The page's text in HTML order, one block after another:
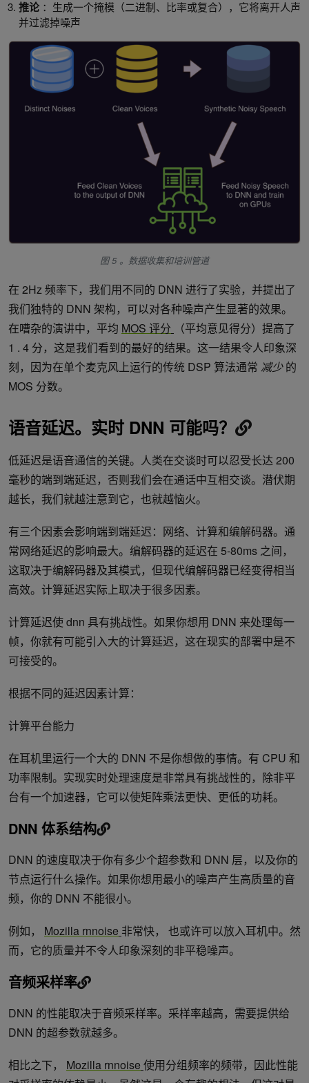
推论：生成一个掩模（二进制、比率或复合），它将离开人声
并过滤掉噪声
图 5 。数据收集和培训管道
在 2Hz 频率下，我们用不同的 DNN 进行了实验，并提出了
我们独特的 DNN 架构，可以对各种噪声产生显著的效果。
在嘈杂的演讲中，平均 MOS 评分
（平均意见得分）提高了
1 . 4 分，这是我们看到的最好的结果。这一结果令人印象深
刻，因为在单个麦克风上运行的传统 DSP 算法通常 减少的
MOS 分数。
语音延迟。实时 DNN 可能吗？
低延迟是语音通信的关键。人类在交谈时可以忍受长达 200
毫秒的端到端延迟，否则我们会在通话中互相交谈。潜伏期
越长，我们就越注意到它，也就越恼火。
有三个因素会影响端到端延迟：网络、计算和编解码器。通
常网络延迟的影响最大。编解码器的延迟在 5-80ms 之间，
这取决于编解码器及其模式，但现代编解码器已经变得相当
高效。计算延迟实际上取决于很多因素。
计算延迟使 dnn 具有挑战性。如果你想用 DNN 来处理每一
帧，你就有可能引入大的计算延迟，这在现实的部署中是不
可接受的。
根据不同的延迟因素计算：
计算平台能力
在耳机里运行一个大的 DNN 不是你想做的事情。有 CPU 和
功率限制。实现实时处理速度是非常具有挑战性的，除非平
台有一个加速器，它可以使矩阵乘法更快、更低的功耗。
DNN 体系结构
DNN 的速度取决于你有多少个超参数和 DNN 层，以及你的
节点运行什么操作。如果你想用最小的噪声产生高质量的音
频，你的 DNN 不能很小。
例如， Mozilla rnnoise 非常快， 也或许可以放入耳机中。然
而，它的质量并不令人印象深刻的非平稳噪声。
音频采样率
DNN 的性能取决于音频采样率。采样率越高，需要提供给
DNN 的超参数就越多。
相比之下， Mozilla rnnoise 使用分组频率的频带，因此性能